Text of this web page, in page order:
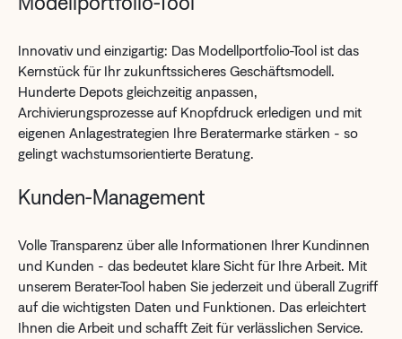
Innovativ und einzigartig: Das Modellportfolio-Tool ist das
Kernstück für Ihr zukunftssicheres Geschäftsmodell.
Hunderte Depots gleichzeitig anpassen,
Archivierungsprozesse auf Knopfdruck erledigen und mit
eigenen Anlagestrategien Ihre Beratermarke stärken - so
gelingt wachstumsorientierte Beratung.
Kunden-Management
Volle Transparenz über alle Informationen Ihrer Kundinnen
und Kunden - das bedeutet klare Sicht für Ihre Arbeit. Mit
unserem Berater-Tool haben Sie jederzeit und überall Zugriff
auf die wichtigsten Daten und Funktionen. Das erleichtert
Ihnen die Arbeit und schafft Zeit für verlässlichen Service.